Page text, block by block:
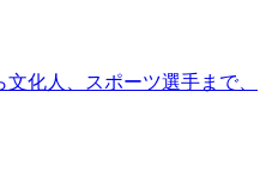
化人、スポーツ選手まで、